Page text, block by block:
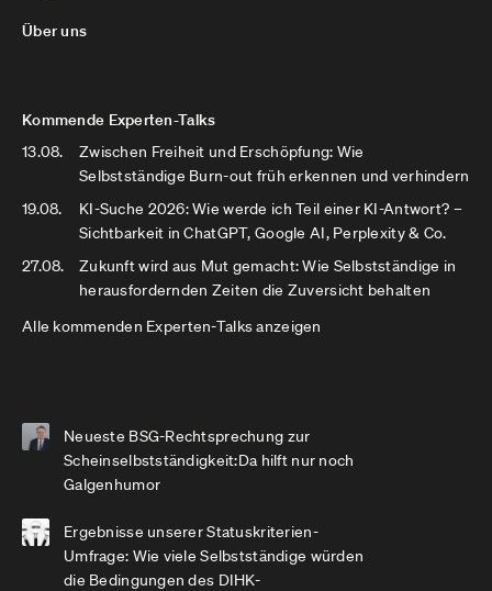
Über uns
Kommende Experten-Talks
13.08.
Zwischen Freiheit und Erschöpfung: Wie
Selbstständige Burn-out früh erkennen und verhindern
19.08.
KI-Suche 2026: Wie werde ich Teil einer KI-Antwort? –
Sichtbarkeit in ChatGPT, Google AI, Perplexity & Co.
27.08.
Zukunft wird aus Mut gemacht: Wie Selbstständige in
herausfordernden Zeiten die Zuversicht behalten
Alle kommenden Experten-Talks anzeigen
Neueste BSG-Rechtsprechung zur
Scheinselbstständigkeit:Da hilft nur noch
Galgenhumor
Ergebnisse unserer Statuskriterien-
Umfrage: Wie viele Selbstständige würden
die Bedingungen des DIHK-